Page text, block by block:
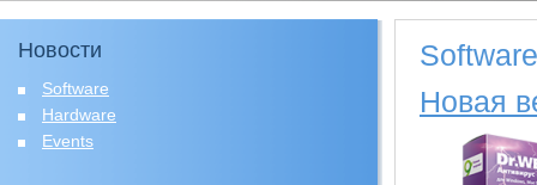
Новости
Software
Hardware
Events
Software
Новая